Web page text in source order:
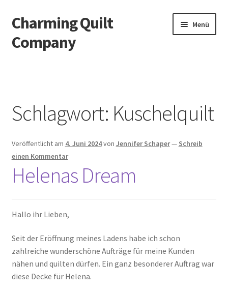
Zur
Navigation
springen
Zum
Inhalt
springen
Charming Quilt
Company
Menü
Blog
Datenschutzbelehrung
Datenschutzerklärung
Kasse
Mein Konto
Schlagwort: Kuschelquilt
Veröffentlicht am 4. Juni 2024von Jennifer Schaper— Schreib
einen Kommentar
Helenas Dream
Hallo ihr Lieben,
Seit der Eröffnung meines Ladens habe ich schon
zahlreiche wunderschöne Aufträge für meine Kunden
nähen und quilten dürfen. Ein ganz besonderer Auftrag war
diese Decke für Helena.